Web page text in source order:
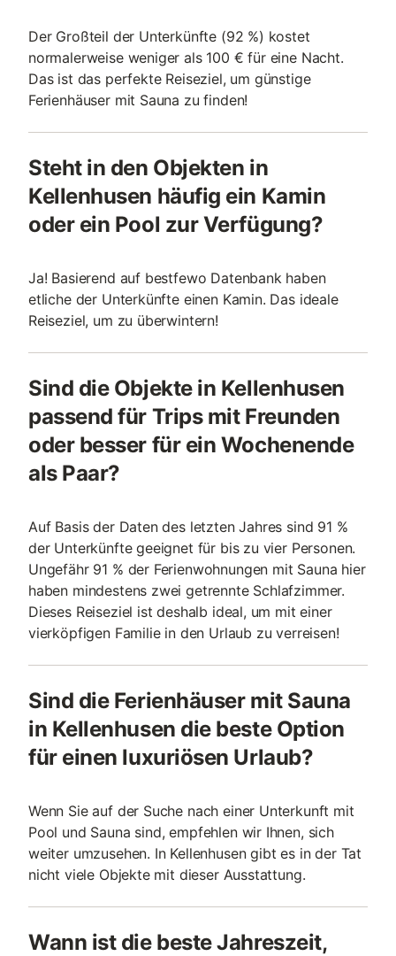
Der Großteil der Unterkünfte (92 %) kostet
normalerweise weniger als 100 € für eine Nacht.
Das ist das perfekte Reiseziel, um günstige
Ferienhäuser mit Sauna zu finden!
Steht in den Objekten in
Kellenhusen häufig ein Kamin
oder ein Pool zur Verfügung?
Ja! Basierend auf bestfewo Datenbank haben
etliche der Unterkünfte einen Kamin. Das ideale
Reiseziel, um zu überwintern!
Sind die Objekte in Kellenhusen
passend für Trips mit Freunden
oder besser für ein Wochenende
als Paar?
Auf Basis der Daten des letzten Jahres sind 91 %
der Unterkünfte geeignet für bis zu vier Personen.
Ungefähr 91 % der Ferienwohnungen mit Sauna hier
haben mindestens zwei getrennte Schlafzimmer.
Dieses Reiseziel ist deshalb ideal, um mit einer
vierköpfigen Familie in den Urlaub zu verreisen!
Sind die Ferienhäuser mit Sauna
in Kellenhusen die beste Option
für einen luxuriösen Urlaub?
Wenn Sie auf der Suche nach einer Unterkunft mit
Pool und Sauna sind, empfehlen wir Ihnen, sich
weiter umzusehen. In Kellenhusen gibt es in der Tat
nicht viele Objekte mit dieser Ausstattung.
Wann ist die beste Jahreszeit,